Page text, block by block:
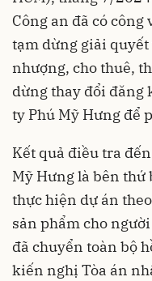
Công an đã có công
tạm dừng giải
nhượng, cho thuê,
dừng thay đổi đăng
ty Phú Mỹ Hưng để
Kết quả điều tra
Mỹ Hưng là bên
thực hiện dự án
sản phẩm cho
đã chuyển toàn bộ
kiến nghị Tòa án